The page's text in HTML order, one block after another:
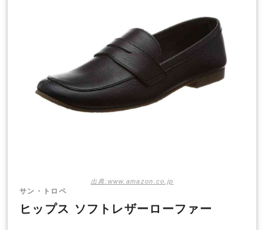
出典:www.amazon.co.jp
サン・トロペ
ヒップス ソフトレザーローファー